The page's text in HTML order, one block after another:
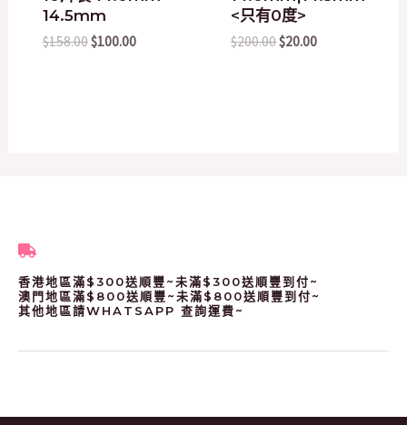
14.5mm
$158.00$100.00
<只有0度>
$200.00$20.00
香港地區滿$300送順豐~未滿$300送順豐到付~
澳門地區滿$800送順豐~未滿$800送順豐到付~
其他地區請WHATSAPP 查詢運費~